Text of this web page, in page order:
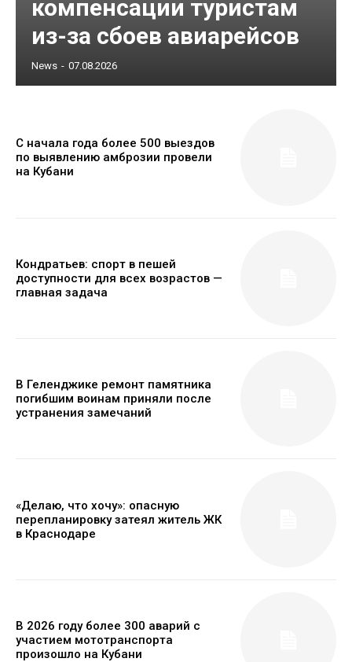
компенсации туристам
из-за сбоев авиарейсов
News - 07.08.2026
С начала года более 500 выездов
по выявлению амброзии провели
на Кубани
Кондратьев: спорт в пешей
доступности для всех возрастов —
главная задача
В Геленджике ремонт памятника
погибшим воинам приняли после
устранения замечаний
«Делаю, что хочу»: опасную
перепланировку затеял житель ЖК
в Краснодаре
В 2026 году более 300 аварий с
участием мототранспорта
произошло на Кубани